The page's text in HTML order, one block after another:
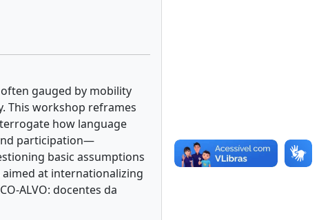
gauged by mobility
This workshop reframes
how language
participation—
basic assumptions
at internationalizing
ALVO: docentes da